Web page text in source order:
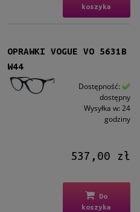
koszyka
OPRAWKI VOGUE VO 5631B
W44
Dostępność:
dostępny
Wysyłka w: 24
godziny
537,00 zł
Do
koszyka